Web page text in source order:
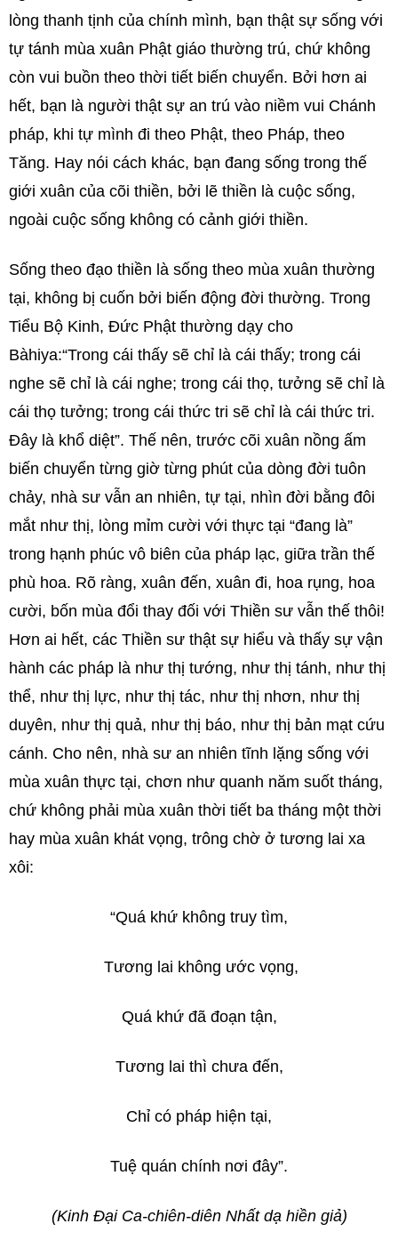
lòng thanh tịnh của chính mình, bạn thật sự sống với
tự tánh mùa xuân Phật giáo thường trú, chứ không
còn vui buồn theo thời tiết biến chuyển. Bởi hơn ai
hết, bạn là người thật sự an trú vào niềm vui Chánh
pháp, khi tự mình đi theo Phật, theo Pháp, theo
Tăng. Hay nói cách khác, bạn đang sống trong thế
giới xuân của cõi thiền, bởi lẽ thiền là cuộc sống,
ngoài cuộc sống không có cảnh giới thiền.
Sống theo đạo thiền là sống theo mùa xuân thường
tại, không bị cuốn bởi biến động đời thường. Trong
Tiểu Bộ Kinh, Đức Phật thường dạy cho
Bàhiya:“Trong cái thấy sẽ chỉ là cái thấy; trong cái
nghe sẽ chỉ là cái nghe; trong cái thọ, tưởng sẽ chỉ là
cái thọ tưởng; trong cái thức tri sẽ chỉ là cái thức tri.
Đây là khổ diệt”. Thế nên, trước cõi xuân nồng ấm
biến chuyển từng giờ từng phút của dòng đời tuôn
chảy, nhà sư vẫn an nhiên, tự tại, nhìn đời bằng đôi
mắt như thị, lòng mỉm cười với thực tại “đang là”
trong hạnh phúc vô biên của pháp lạc, giữa trần thế
phù hoa. Rõ ràng, xuân đến, xuân đi, hoa rụng, hoa
cười, bốn mùa đổi thay đối với Thiền sư vẫn thế thôi!
Hơn ai hết, các Thiền sư thật sự hiểu và thấy sự vận
hành các pháp là như thị tướng, như thị tánh, như thị
thể, như thị lực, như thị tác, như thị nhơn, như thị
duyên, như thị quả, như thị báo, như thị bản mạt cứu
cánh. Cho nên, nhà sư an nhiên tĩnh lặng sống với
mùa xuân thực tại, chơn như quanh năm suốt tháng,
chứ không phải mùa xuân thời tiết ba tháng một thời
hay mùa xuân khát vọng, trông chờ ở tương lai xa
xôi:
“Quá khứ không truy tìm,
Tương lai không ước vọng,
Quá khứ đã đoạn tận,
Tương lai thì chưa đến,
Chỉ có pháp hiện tại,
Tuệ quán chính nơi đây”.
(Kinh Ðại Ca-chiên-diên Nhất dạ hiền giả)